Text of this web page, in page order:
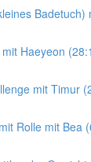
Badetuch)
Haeyeon
mit Timur
Rolle mit Bea